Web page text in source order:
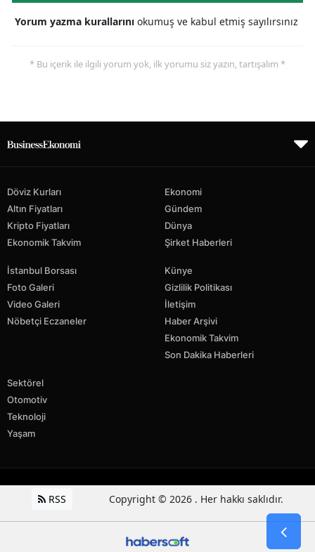
Yorum yazma kurallarını okumuş ve kabul etmiş sayılırsınız
* Bu içerik ile ilgili yorum yok, ilk yorumu siz yazın, tartışalım *
Döviz Kurları
Altın Fiyatları
Kripto Fiyatları
Ekonomik Takvim
Ekonomi
Gündem
Dünya
Şirket Haberleri
İstanbul Borsası
Foto Galeri
Video Galeri
Nöbetçi Eczaneler
Künye
Gizlilik Politikası
İletişim
Haber Arşivi
Ekonomik Takvim
Son Dakika Haberleri
Sektörel
Otomotiv
Teknoloji
Yaşam
RSS Copyright © 2026 . Her hakkı saklıdır.